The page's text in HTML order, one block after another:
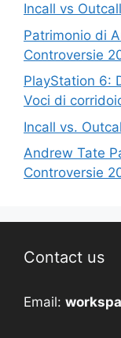
Incall vs
Patrimonio di
Controversie
PlayStation 6:
Voci di
Incall vs.
Andrew Tate
Controversie
Contact us
Email: